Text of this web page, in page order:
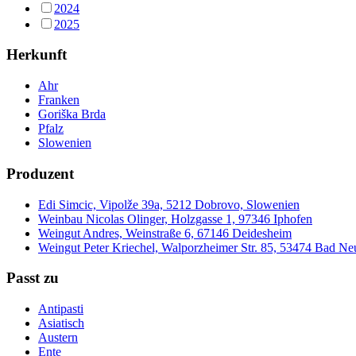
2024
2025
Herkunft
Ahr
Franken
Goriška Brda
Pfalz
Slowenien
Produzent
Edi Simcic, Vipolže 39a, 5212 Dobrovo, Slowenien
Weinbau Nicolas Olinger, Holzgasse 1, 97346 Iphofen
Weingut Andres, Weinstraße 6, 67146 Deidesheim
Weingut Peter Kriechel, Walporzheimer Str. 85, 53474 Bad
Passt zu
Antipasti
Asiatisch
Austern
Ente